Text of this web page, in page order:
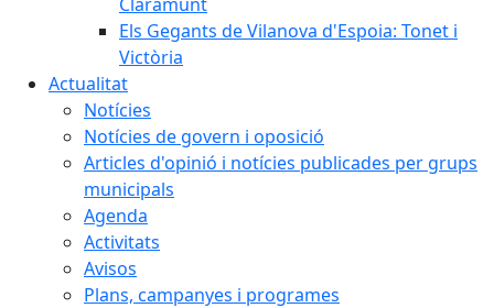
Els Gegants de Vilanova d'Espoia: Tonet i
Victòria
Actualitat
Notícies
Notícies de govern i oposició
Articles d'opinió i notícies publicades per grups
municipals
Agenda
Activitats
Avisos
Plans, campanyes i programes